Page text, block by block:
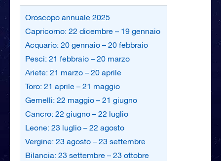
Oroscopo annuale 2025
Capricorno: 22 dicembre – 19 gennaio
Acquario: 20 gennaio – 20 febbraio
Pesci: 21 febbraio – 20 marzo
Ariete: 21 marzo – 20 aprile
Toro: 21 aprile – 21 maggio
Gemelli: 22 maggio – 21 giugno
Cancro: 22 giugno – 22 luglio
Leone: 23 luglio – 22 agosto
Vergine: 23 agosto – 23 settembre
Bilancia: 23 settembre – 23 ottobre